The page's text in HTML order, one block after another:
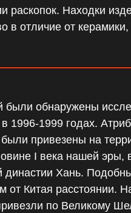
раскопок. Находки
в отличие от
обнаружены
1996-1999 годах.
привезены на
I века нашей эры,
династии Хань.
от Китая расстоянии.
по Великому